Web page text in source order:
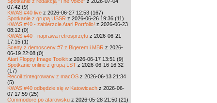
07:42 (9)
KWAS #40 live z 2026-06-27 12:53 (167)
Spotkanie z grupą USSR z 2026-06-26 19:36 (11)
KWAS #40 - zabierzcie Atari Portfolio! z 2026-06-23
08:12 (0)
KWAS #40 - naprawa retrosprzętu z 2026-06-21
17:15 (1)
Sceny z demosceny #7 z Bigerem i MBR z 2026-
06-19 22:08 (0)
Atari Floppy Image Toolkit z 2026-06-17 13:51 (9)
Spotkanie online z grupą LST z 2026-06-16 16:32
(17)
Recoil zintegrowany z macOS z 2026-06-13 21:34
(5)
KWAS #40 odbędzie się w Katowicach z 2026-06-
07 17:59 (25)
Commodore po atarowsku z 2026-05-28 21:50 (21)